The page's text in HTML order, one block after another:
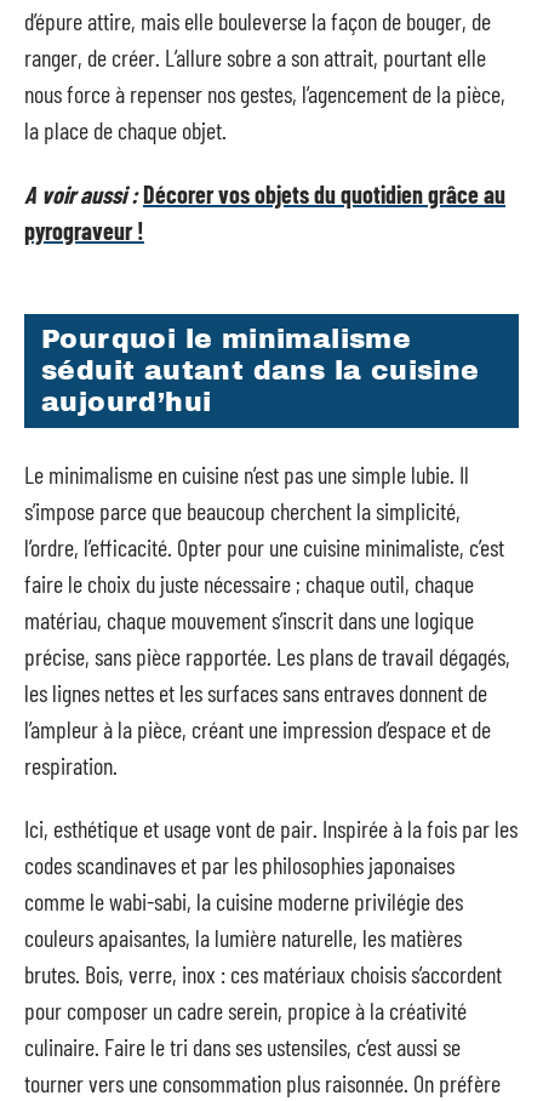
d’épure attire, mais elle bouleverse la façon de bouger, de
ranger, de créer. L’allure sobre a son attrait, pourtant elle
nous force à repenser nos gestes, l’agencement de la pièce,
la place de chaque objet.
A voir aussi :Décorer vos objets du quotidien grâce au
pyrograveur !
Pourquoi le minimalisme
séduit autant dans la cuisine
aujourd’hui
Le minimalisme en cuisine n’est pas une simple lubie. Il
s’impose parce que beaucoup cherchent la simplicité,
l’ordre, l’efficacité. Opter pour une cuisine minimaliste, c’est
faire le choix du juste nécessaire ; chaque outil, chaque
matériau, chaque mouvement s’inscrit dans une logique
précise, sans pièce rapportée. Les plans de travail dégagés,
les lignes nettes et les surfaces sans entraves donnent de
l’ampleur à la pièce, créant une impression d’espace et de
respiration.
Ici, esthétique et usage vont de pair. Inspirée à la fois par les
codes scandinaves et par les philosophies japonaises
comme le wabi-sabi, la cuisine moderne privilégie des
couleurs apaisantes, la lumière naturelle, les matières
brutes. Bois, verre, inox : ces matériaux choisis s’accordent
pour composer un cadre serein, propice à la créativité
culinaire. Faire le tri dans ses ustensiles, c’est aussi se
tourner vers une consommation plus raisonnée. On préfère